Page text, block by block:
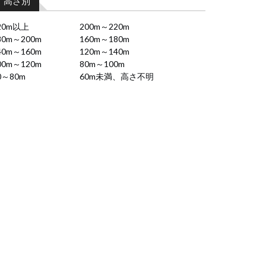
以上
200m～220m
～200m
160m～180m
～160m
120m～140m
～120m
80m～100m
80m
60m未満、高さ不明